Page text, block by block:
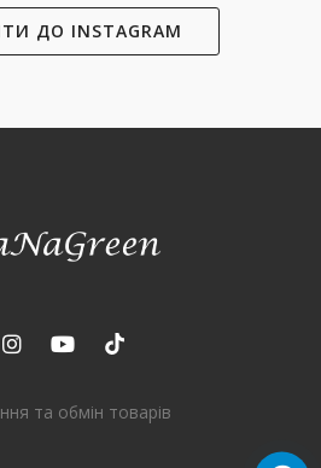
ДО INSTAGRAM
та обмін товарів